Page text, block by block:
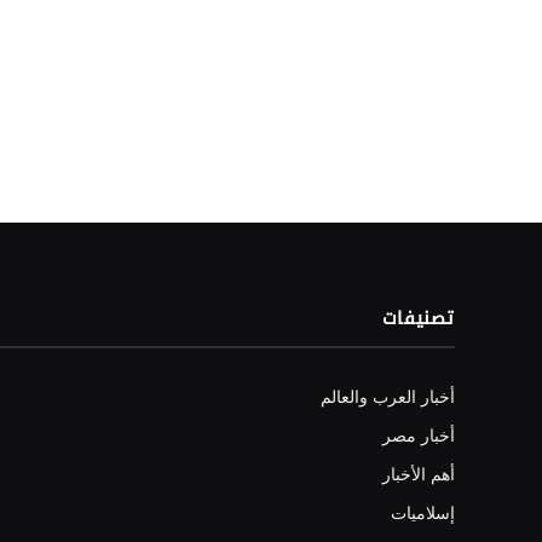
تصنيفات
أخبار العرب والعالم
أخبار مصر
أهم الأخبار
إسلاميات